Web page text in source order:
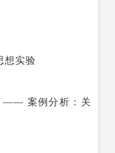
想实验
—— 案例分析：关